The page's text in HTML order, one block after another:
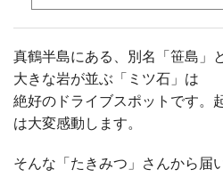
真鶴半島にある、別名「笹島」
大きな岩が並ぶ「ミツ石」は
絶好のドライブスポットです。
は大変感動します。
そんな「たきみつ」さんから届